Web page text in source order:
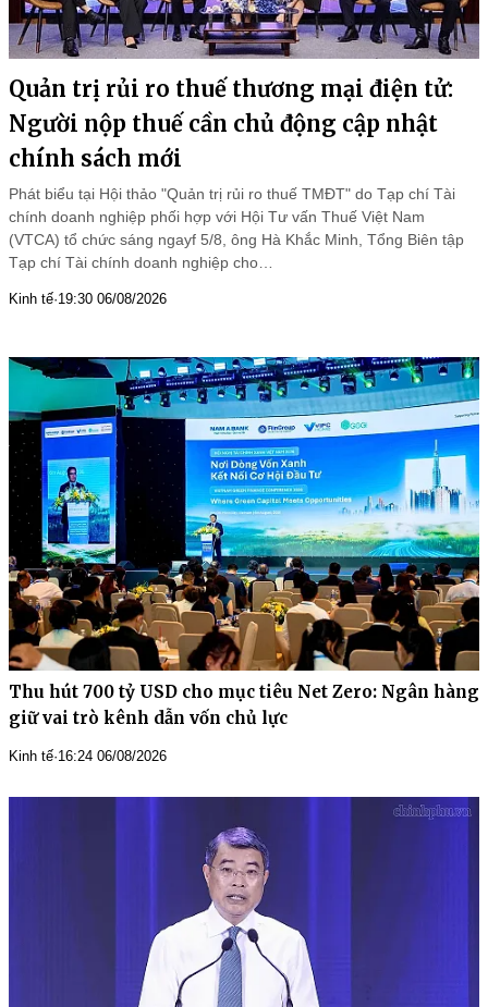
Quản trị rủi ro thuế thương mại điện tử:
Người nộp thuế cần chủ động cập nhật
chính sách mới
Phát biểu tại Hội thảo "Quản trị rủi ro thuế TMĐT" do Tạp chí Tài
chính doanh nghiệp phối hợp với Hội Tư vấn Thuế Việt Nam
(VTCA) tổ chức sáng ngayf 5/8, ông Hà Khắc Minh, Tổng Biên tập
Tạp chí Tài chính doanh nghiệp cho…
Kinh tế·19:30 06/08/2026
Thu hút 700 tỷ USD cho mục tiêu Net Zero: Ngân hàng
giữ vai trò kênh dẫn vốn chủ lực
Kinh tế·16:24 06/08/2026